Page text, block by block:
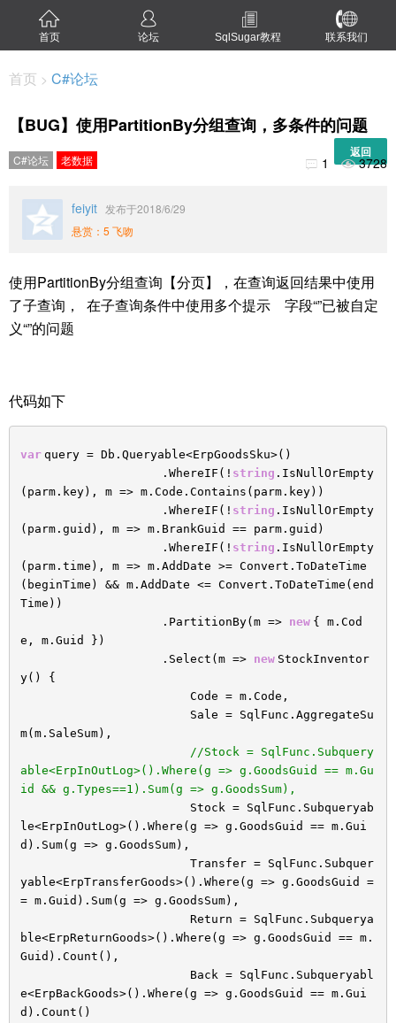
首页 论坛 SqlSugar教程 联系我们
首页 > C#论坛
【BUG】使用PartitionBy分组查询，多条件的问题
返回
C#论坛 老数据  1 3728
feiyit 发布于2018/6/29
悬赏：5 飞吻
使用PartitionBy分组查询【分页】，在查询返回结果中使用
了子查询， 在子查询条件中使用多个提示 字段“”已被自定
义“”的问题
代码如下
var query = Db.Queryable<ErpGoodsSku>()
.WhereIF(! string .IsNullOrEmpty
(parm.key), m => m.Code.Contains(parm.key))
.WhereIF(! string .IsNullOrEmpty
(parm.guid), m => m.BrankGuid == parm.guid)
.WhereIF(! string .IsNullOrEmpty
(parm.time), m => m.AddDate >= Convert.ToDateTime
(beginTime) && m.AddDate <= Convert.ToDateTime(end
Time))
.PartitionBy(m => new { m.Cod
e, m.Guid })
.Select(m => new StockInventor
y() {
Code = m.Code,
Sale = SqlFunc.AggregateSu
m(m.SaleSum),
//Stock = SqlFunc.Subquery
able<ErpInOutLog>().Where(g => g.GoodsGuid == m.Gu
id && g.Types==1).Sum(g => g.GoodsSum),
Stock = SqlFunc.Subqueryab
le<ErpInOutLog>().Where(g => g.GoodsGuid == m.Gui
d).Sum(g => g.GoodsSum),
Transfer = SqlFunc.Subquer
yable<ErpTransferGoods>().Where(g => g.GoodsGuid =
= m.Guid).Sum(g => g.GoodsSum),
Return = SqlFunc.Subquerya
ble<ErpReturnGoods>().Where(g => g.GoodsGuid == m.
Guid).Count(),
Back = SqlFunc.Subqueryabl
e<ErpBackGoods>().Where(g => g.GoodsGuid == m.Gui
d).Count()